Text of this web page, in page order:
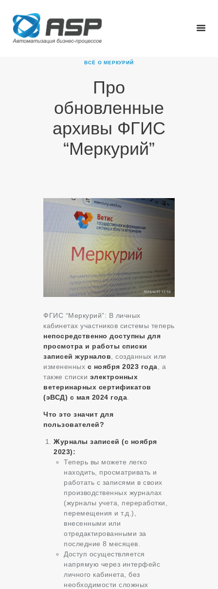
ВСЁ О МЕРКУРИЙ
Про
обновленные
архивы ФГИС
“Меркурий”
О КОМПАНИИ
НОВОСТИ
КАРЬЕРА
ФГИС “Меркурий”: В личных
кабинетах участников системы теперь
непосредственно доступны для
просмотра и работы списки
записей журналов , созданных или
измененных с ноября 2023 года , а
также списки электронных
ветеринарных сертификатов
(эВСД) с мая 2024 года
Что это значит для
пользователей?
Журналы записей (с ноября
2023):
Теперь вы можете легко
находить, просматривать и
работать с записями в своих
производственных журналах
(журналы учета, переработки,
перемещения и т.д.),
внесенными или
отредактированными за
последние 8 месяцев.
Доступ осуществляется
напрямую через интерфейс
личного кабинета, без
необходимости сложных